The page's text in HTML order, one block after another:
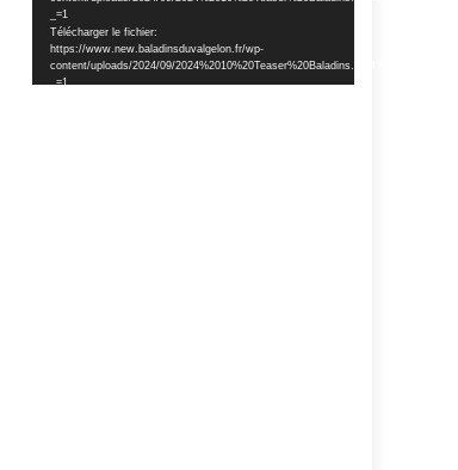
_=1
Télécharger le fichier:
https://www.new.baladinsduvalgelon.fr/wp-
content/uploads/2024/09/2024%2010%20Teaser%20Baladins.mp4?
_=1